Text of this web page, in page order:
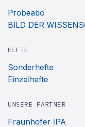
Probeabo
BILD DER
HEFTE
Sonderhefte
Einzelhefte
UNSERE PARTNER
Fraunhofer IPA